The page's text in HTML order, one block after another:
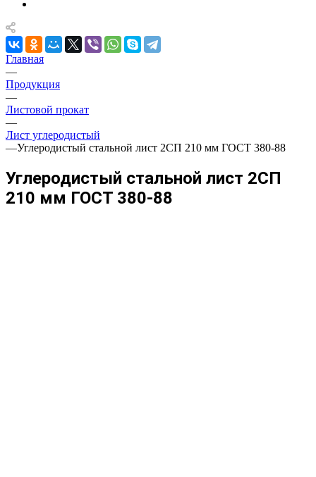
Главная
—
Продукция
—
Листовой прокат
—
Лист углеродистый
—Углеродистый стальной лист 2СП 210 мм ГОСТ 380-88
Углеродистый стальной лист 2СП
210 мм ГОСТ 380-88